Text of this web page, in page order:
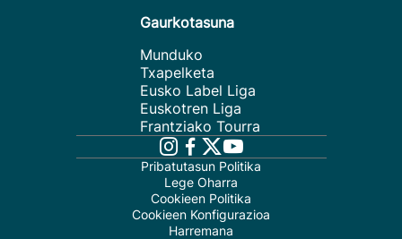
Gaurkotasuna
Munduko
Txapelketa
Eusko Label Liga
Euskotren Liga
Frantziako Tourra
Pribatutasun Politika
Lege Oharra
Cookieen Politika
Cookieen Konfigurazioa
Harremana